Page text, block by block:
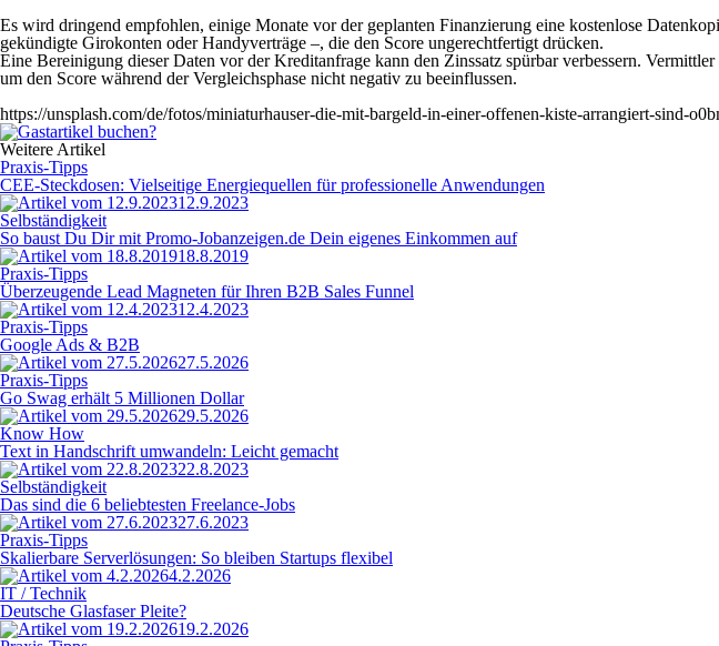
Es wird dringend empfohlen, einige Monate vor der geplanten Finanzierung eine kostenlose
gekündigte Girokonten oder Handyverträge –, die den Score ungerechtfertigt drücken.
Eine Bereinigung dieser Daten vor der Kreditanfrage kann den Zinssatz spürbar verbessern.
um den Score während der Vergleichsphase nicht negativ zu beeinflussen.
https://unsplash.com/de/fotos/miniaturhauser-die-mit-bargeld-in-einer-offenen-kiste-arrangiert-sind-
Weitere Artikel
Praxis-Tipps
CEE-Steckdosen: Vielseitige Energiequellen für professionelle Anwendungen
12.9.2023
Selbständigkeit
So baust Du Dir mit Promo-Jobanzeigen.de Dein eigenes Einkommen auf
18.8.2019
Praxis-Tipps
Überzeugende Lead Magneten für Ihren B2B Sales Funnel
12.4.2023
Praxis-Tipps
Google Ads & B2B
27.5.2026
Praxis-Tipps
Go Swag erhält 5 Millionen Dollar
29.5.2026
Know How
Text in Handschrift umwandeln: Leicht gemacht
22.8.2023
Selbständigkeit
Das sind die 6 beliebtesten Freelance-Jobs
27.6.2023
Praxis-Tipps
Skalierbare Serverlösungen: So bleiben Startups flexibel
4.2.2026
IT / Technik
Deutsche Glasfaser Pleite?
19.2.2026